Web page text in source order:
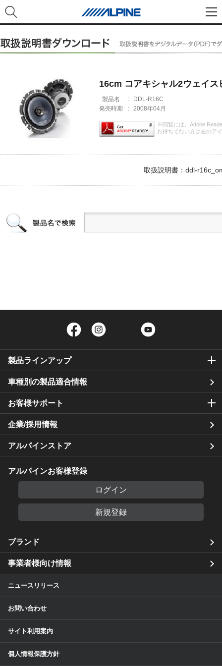
16cm コアキシャル2ウェイス
製品名 :
DDL-R16C
発売時期
: 2008年04月
※閲覧には、Adobe
お持ちでない方は左のア
取扱説明書：ddl-
Facebook Twitter
製品ラインアップ
車種別の製品適合情報
お客様サポート
企業/採用情報
アルパインストア
アルパインお客様登録
ログイン
新規登録
ブランド
事業者様向け情報
ニュースリリース
お問い合わせ
サイト利用案内
個人情報保護方針